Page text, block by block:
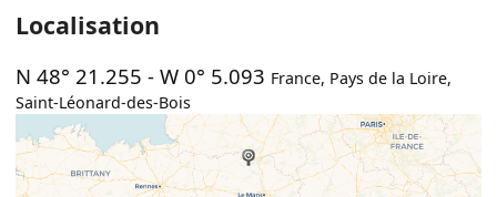
Localisation
N 48° 21.255 -W 0° 5.093 France, Pays de la Loire,
Saint-Léonard-des-Bois